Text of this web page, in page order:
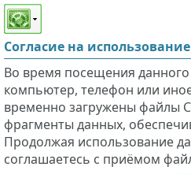
Этот сайт поддерживает
слабовидящих
Согласие на
Во время посещения
компьютер, телефон или
временно загружены файлы
фрагменты данных,
Продолжая использование
соглашаетесь с приёмом